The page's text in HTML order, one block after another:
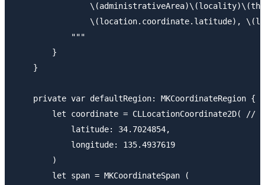
\(location.coordinate.latitude),
            """
        }
    }
    private var defaultRegion: MKCoordinateRegion {
let coordinate = CLLocationCoordinate2D( //
            latitude: 34.7024854,
            longitude: 135.4937619
        )
        let span = MKCoordinateSpan (